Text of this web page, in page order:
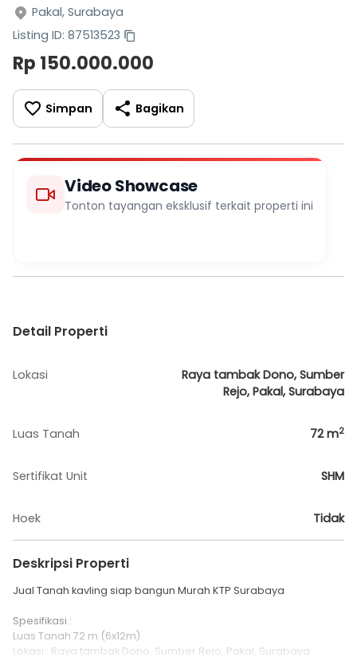
Pakal, Surabaya
Listing ID: 87513523
Rp 150.000.000
Simpan Bagikan
Video Showcase
Tonton tayangan eksklusif terkait properti ini
Detail Properti
Lokasi
Raya tambak Dono, Sumber
Rejo, Pakal, Surabaya
Luas Tanah 72m2
Sertifikat Unit SHM
Hoek Tidak
Deskripsi Properti
Jual Tanah kavling siap bangun Murah KTP Surabaya
Spesifikasi :
Luas Tanah 72 m (6x12m)
Lokasi : Raya tambak Dono, Sumber Rejo, Pakal, Surabaya